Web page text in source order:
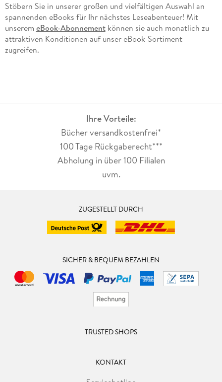
Stöbern Sie in unserer großen und vielfältigen Auswahl an
spannenden eBooks für Ihr nächstes Leseabenteuer! Mit
unserem eBook-Abonnementkönnen sie auch monatlich zu
attraktiven Konditionen auf unser eBook-Sortiment
zugreifen.
Ihre Vorteile:
Bücher versandkostenfrei*
100 Tage Rückgaberecht***
Abholung in über 100 Filialen
uvm.
ZUGESTELLT DURCH
SICHER & BEQUEM BEZAHLEN
TRUSTED SHOPS
KONTAKT